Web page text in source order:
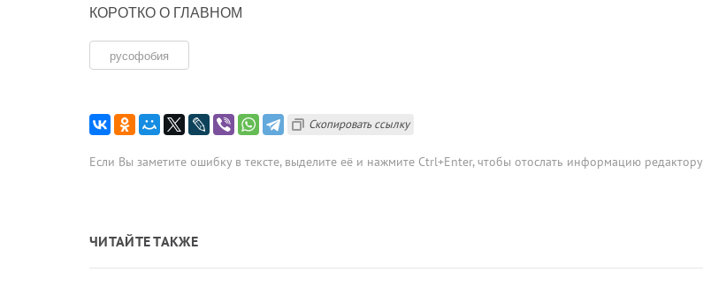
КОРОТКО О ГЛАВНОМ
русофобия
Скопировать ссылку
Если Вы заметите ошибку в тексте, выделите её и нажмите Ctrl+Enter, чтобы отослать информацию редактору
ЧИТАЙТЕ ТАКЖЕ